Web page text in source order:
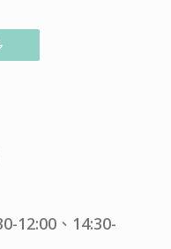
12:00、14:30-